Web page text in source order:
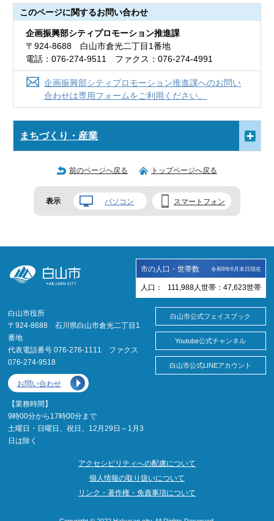
このページに関するお問い合わせ
企画振興部シティプロモーション推進課
〒924-8688 白山市倉光二丁目1番地
電話：076-274-9511 ファクス：076-274-4991
企画振興部シティプロモーション推進課へのお問い
合わせは専用フォームをご利用ください。
まちづくり・産業
前のページへ戻る トップページへ戻る
表示 パソコン スマートフォン
市の人口・世帯数 令和8年6月末日現在
人口： 111,988 人 世帯： 47,623世帯
白山市役所
〒924-8688 石川県白山市倉光二丁目1
番地
代表電話番号 076-276-1111 ファクス
076-274-9518
お問い合わせ
【業務時間】
9時00分から17時00分まで
土曜日・日曜日、祝日、12月29日～1月3
日は除く
白山市公式フェイスブック
Youtube公式チャンネル
白山市公式LINEアカウント
アクセシビリティへの配慮について
個人情報の取り扱いについて
リンク・著作権・免責事項について